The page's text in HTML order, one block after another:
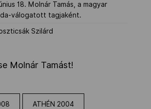
18. Molnár Tamás, a magyar
válogatott tagjaként.
Szilárd
Molnár Tamást!
ATHÉN 2004